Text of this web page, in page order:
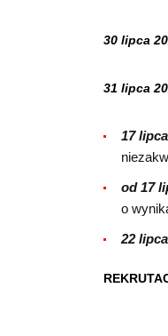
30 lipca
31 lipca
17
od 17
o
22